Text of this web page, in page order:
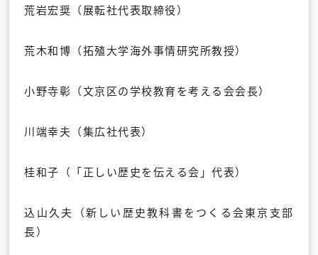
荒岩宏奨（展転社代表取締役）
荒木和博（拓殖大学海外事情研究所教授）
小野寺彰（文京区の学校教育を考える会会長）
川端幸夫（集広社代表）
桂和子（「正しい歴史を伝える会」代表）
込山久夫（新しい歴史教科書をつくる会東京支部
長）